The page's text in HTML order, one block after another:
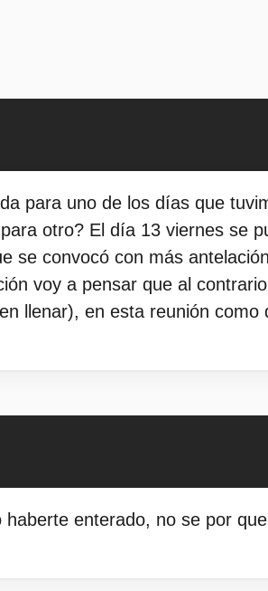
para uno de los días que
otro? El día 13 viernes se
se convocó con más
voy a pensar que al
llenar), en esta reunión como
enterado, no se por